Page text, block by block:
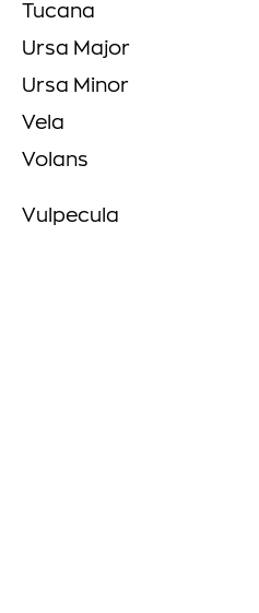
Tucana
Ursa Major
Ursa Minor
Vela
Volans
Vulpecula